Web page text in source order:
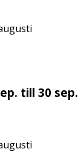
till 30 sep.